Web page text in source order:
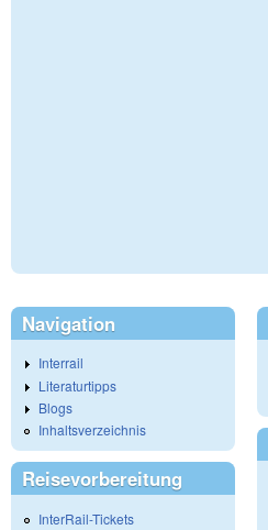
Navigation
Interrail
Literaturtipps
Blogs
Inhaltsverzeichnis
Reisevorbereitung
InterRail-Tickets